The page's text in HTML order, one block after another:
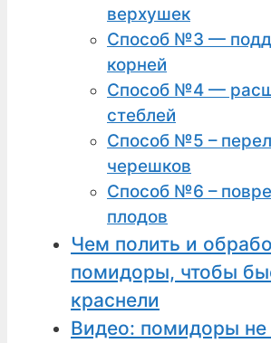
верхушек
Способ №3 —
корней
Способ №4 —
стеблей
Способ №5 –
черешков
Способ №6 –
плодов
Чем полить и
помидоры, чтобы
краснели
Видео: помидоры не